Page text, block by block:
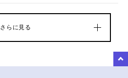
さらに見る